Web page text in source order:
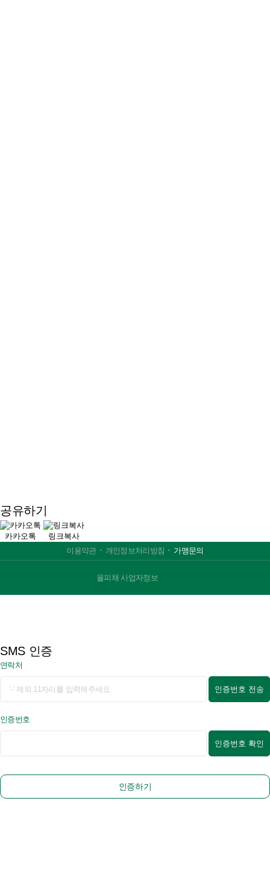
공유하기
카카오톡
링크복사
이용약관ㆍ 개인정보처리방침 ㆍ 가맹문의
올피채 사업자정보
SMS 인증
연락처
인증번호 전송
인증번호
인증번호 확인
인증하기